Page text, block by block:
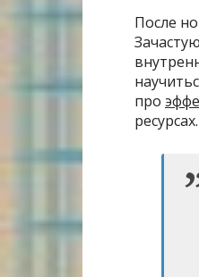
После
про
ресурсах.